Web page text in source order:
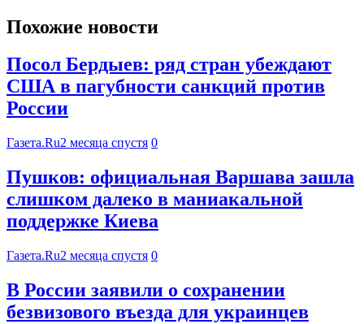
Похожие новости
Посол Бердыев: ряд стран убеждают
США в пагубности санкций против
России
Газета.Ru2 месяца спустя 0
Пушков: официальная Варшава зашла
слишком далеко в маниакальной
поддержке Киева
Газета.Ru2 месяца спустя 0
В России заявили о сохранении
безвизового въезда для украинцев